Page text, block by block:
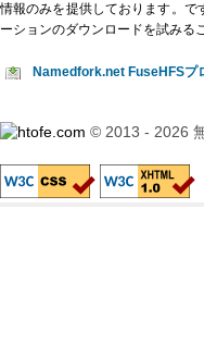
情報のみを提供しております。で
ーションのダウンロードを試みる
Namedfork.net FuseHFSプ
© 2013 - 2026